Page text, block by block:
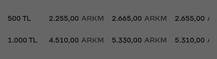
500 TL 2.255,00 ARKM 2.665,00 ARKM 2.655,00
1.000 TL 4.510,00 ARKM 5.330,00 ARKM 5.310,00